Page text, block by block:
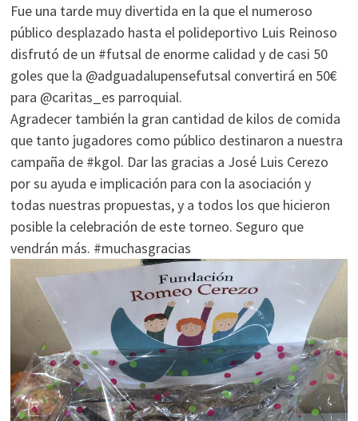
Fue una tarde muy divertida en la que el numeroso
público desplazado hasta el polideportivo Luis Reinoso
disfrutó de un #futsal de enorme calidad y de casi 50
goles que la @adguadalupensefutsal convertirá en 50€
para @caritas_es parroquial.
Agradecer también la gran cantidad de kilos de comida
que tanto jugadores como público destinaron a nuestra
campaña de #kgol. Dar las gracias a José Luis Cerezo
por su ayuda e implicación para con la asociación y
todas nuestras propuestas, y a todos los que hicieron
posible la celebración de este torneo. Seguro que
vendrán más. #muchasgracias